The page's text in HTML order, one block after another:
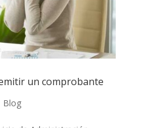
un comprobante
Blog